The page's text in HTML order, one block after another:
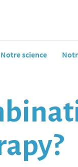
Notre science